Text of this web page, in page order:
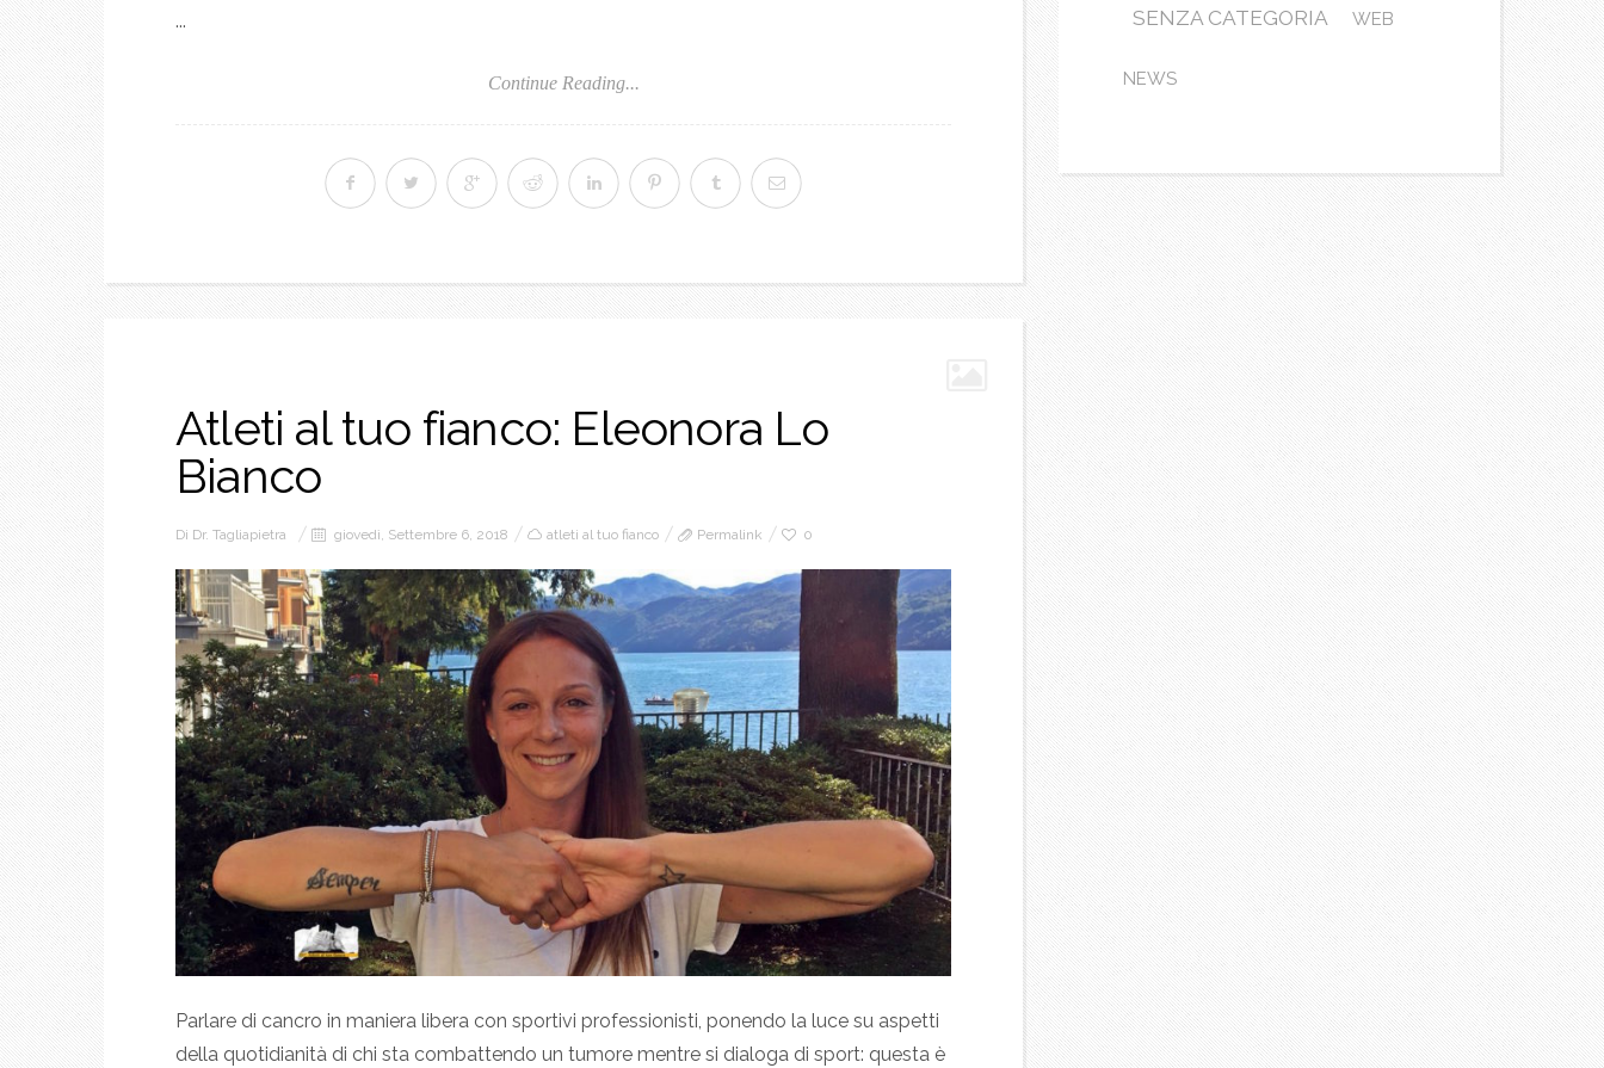
...
Continue Reading...
Atleti al tuo fianco: Eleonora Lo
Bianco
Di Dr. Tagliapietra giovedì, Settembre 6, 2018 atleti al tuo fianco Permalink 0
Parlare di cancro in maniera libera con sportivi professionisti, ponendo la luce su aspetti
della quotidianità di chi sta combattendo un tumore mentre si dialoga di sport: questa è
SENZA CATEGORIA WEB
NEWS